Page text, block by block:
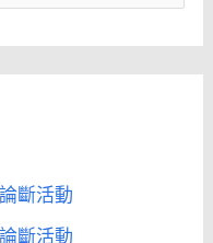
斷活動